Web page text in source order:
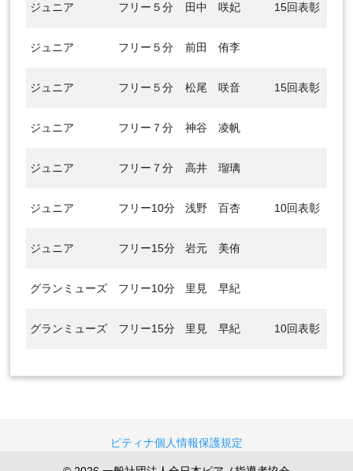
ジュニア フリー５分 田中 咲妃 15回表彰
ジュニア フリー５分 前田 侑李
ジュニア フリー５分 松尾 咲音 15回表彰
ジュニア フリー７分 神谷 凌帆
ジュニア フリー７分 高井 瑠璃
ジュニア フリー10分 浅野 百杏 10回表彰
ジュニア フリー15分 岩元 美侑
グランミューズ フリー10分 里見 早紀
グランミューズ フリー15分 里見 早紀 10回表彰
ピティナ個人情報保護規定